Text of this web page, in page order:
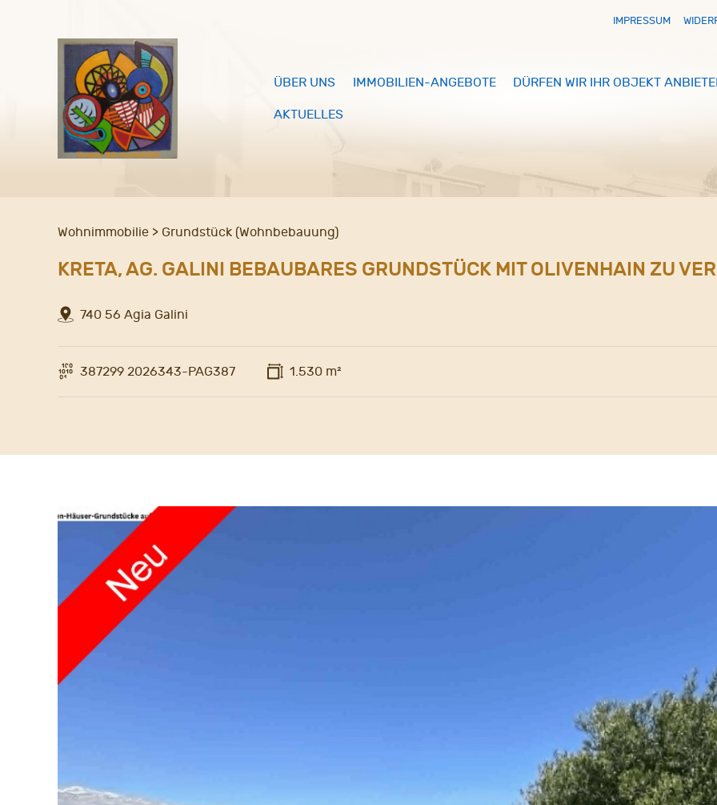
IMPRESSUM
ÜBER UNS IMMOBILIEN-ANGEBOTE DÜRFEN WIR IHR OBJEKT
AKTUELLES
Wohnimmobilie > Grundstück (Wohnbebauung)
KRETA, AG. GALINI BEBAUBARES GRUNDSTÜCK MIT OLIVENHAIN ZU
740 56 Agia Galini
387299 2026343-PAG387 1.530 m²